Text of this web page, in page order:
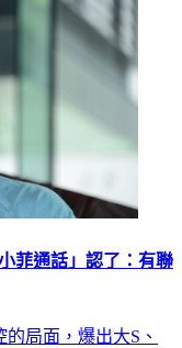
菲通話」認了：有聯
局面，爆出大S、